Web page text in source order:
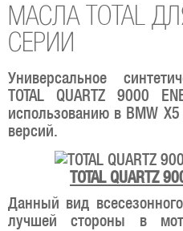
МАСЛА TOTAL
СЕРИИ
Универсальное
TOTAL QUARTZ 9000
использованию в BMW
версий.
TOTAL QUARTZ
Данный вид
лучшей стороны в